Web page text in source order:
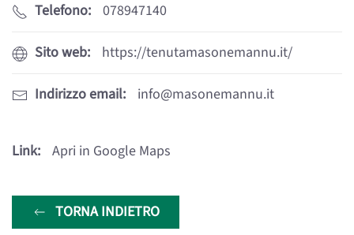
Telefono: 078947140
Sito web: https://tenutamasonemannu.it/
Indirizzo email: info@masonemannu.it
Link: Apri in Google Maps
TORNA INDIETRO